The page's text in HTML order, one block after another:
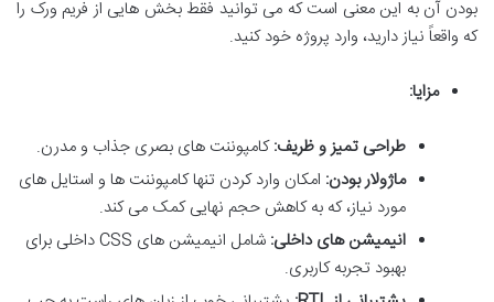
بودن آن به این معنی است که می توانید فقط بخش هایی از فریم ورک را
که واقعاً نیاز دارید، وارد پروژه خود کنید.
مزایا:
طراحی تمیز و ظریف:کامپوننت های بصری جذاب و مدرن.
ماژولار بودن: امکان وارد کردن تنها کامپوننت ها و استایل های
مورد نیاز، که به کاهش حجم نهایی کمک می کند.
انیمیشن های داخلی:
شامل انیمیشن های CSS داخلی برای
بهبود تجربه کاربری.